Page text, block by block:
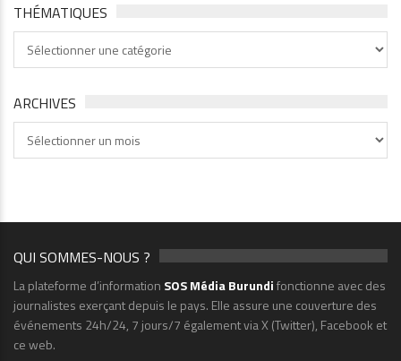
THÉMATIQUES
ARCHIVES
QUI SOMMES-NOUS ?
La plateforme d’information SOS Média Burundifonctionne avec des
journalistes exerçant depuis le pays. Elle assure une couverture des
événements 24h/24, 7 jours/7 également via X (Twitter), Facebook et
ce web.